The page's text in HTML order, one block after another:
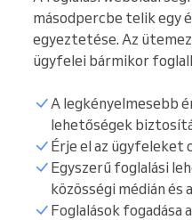
másodpercbe telik egy
egyeztetése. Az
ügyfelei bármikor
A legkényelmesebb
lehetőségek
Érje el az ügyfeleket
Egyszerű foglalási
közösségi médián és
Foglalások fogadása